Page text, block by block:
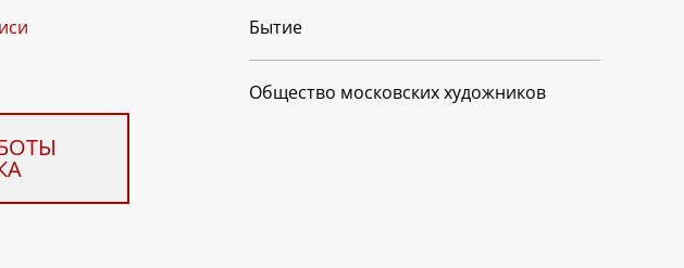
Бытие
Общество московских художников